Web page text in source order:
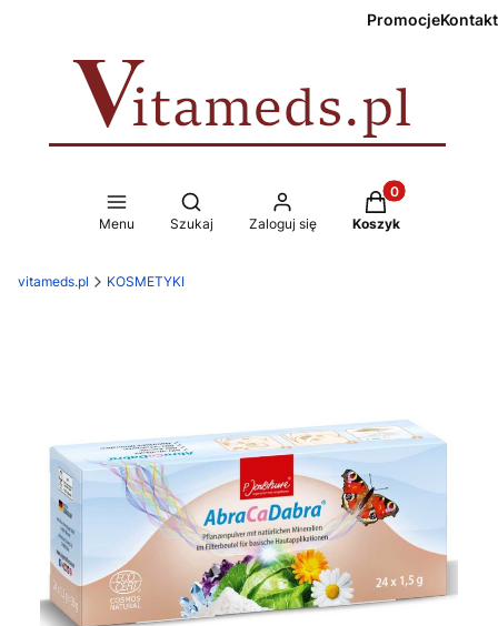
PromocjeKontakt
Menu
Otwórz wyszukiwarkę
Szukaj Zaloguj się
Produkty w
Koszyk
vitameds.pl KOSMETYKI